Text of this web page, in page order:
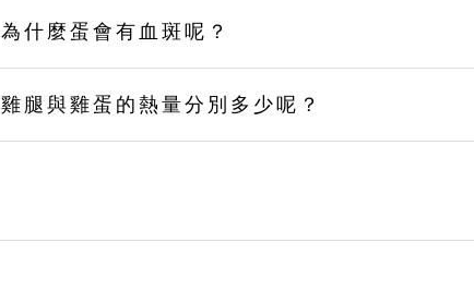
為什麼蛋會有血斑呢？
雞腿與雞蛋的熱量分別多少呢？